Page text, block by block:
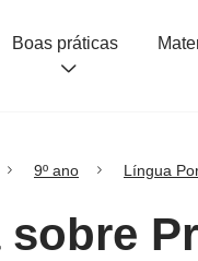
Boas práticas
9º ano Língua